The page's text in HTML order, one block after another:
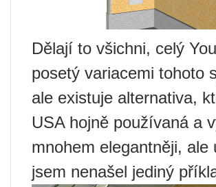
Dělají to všichni, celý
posetý variacemi tohoto
ale existuje alternativa,
USA hojně používaná a
mnohem elegantněji, ale
jsem nenašel jediný